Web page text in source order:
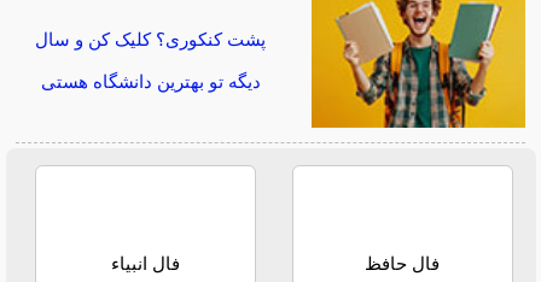
پشت کنکوری؟ کلیک کن و سال
دیگه تو بهترین دانشگاه هستی
فال حافظ فال انبیاء